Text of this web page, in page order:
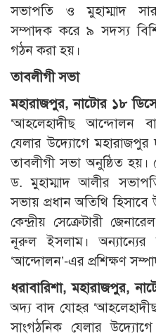
সভাপতি ও মুহাম্মাদ
সম্পাদক করে ৯ সদস্য
গঠন করা হয়।
তাবলীগী সভা
মহারাজপুর, নাটোর ১৮
‘আহলেহাদীছ আন্দোলন
যেলার উদ্যোগে
তাবলীগী সভা অনুষ্ঠিত
ড. মুহাম্মাদ আলীর
সভায় প্রধান অতিথি
কেন্দ্রীয় সেক্রেটারী
নূরুল ইসলাম। অন্যান্যের
‘আন্দোলন’-এর প্রশিক্ষণ
ধরাবারিশা, মহারাজপুর,
অদ্য বাদ যোহর
সাংগঠনিক যেলার উদ্যোগে